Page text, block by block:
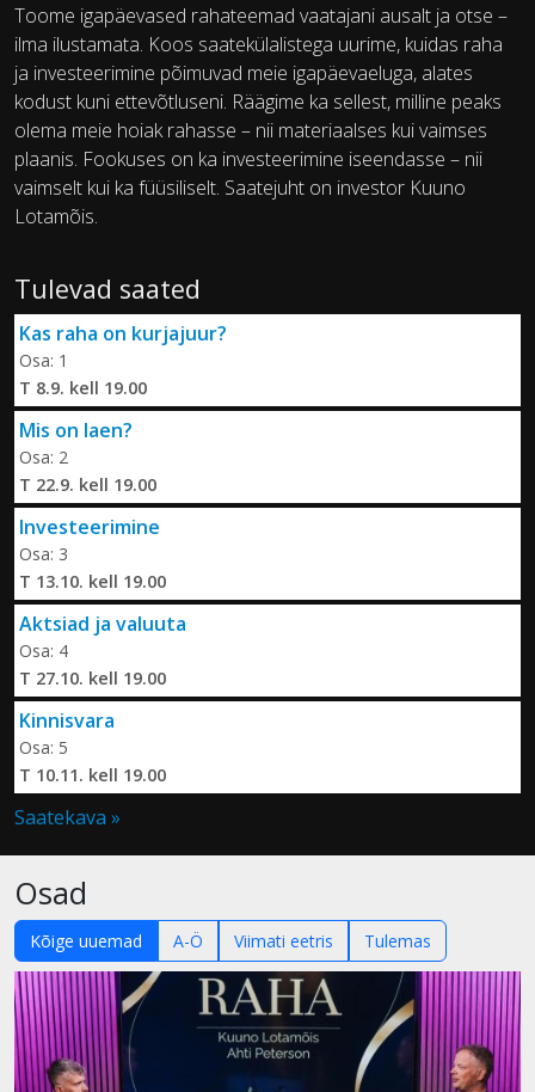
Toome igapäevased rahateemad vaatajani ausalt ja otse –
ilma ilustamata. Koos saatekülalistega uurime, kuidas raha
ja investeerimine põimuvad meie igapäevaeluga, alates
kodust kuni ettevõtluseni. Räägime ka sellest, milline peaks
olema meie hoiak rahasse – nii materiaalses kui vaimses
plaanis. Fookuses on ka investeerimine iseendasse – nii
vaimselt kui ka füüsiliselt. Saatejuht on investor Kuuno
Lotamõis.
Tulevad saated
Kas raha on kurjajuur?
Osa: 1
T 8.9. kell 19.00
Mis on laen?
Osa: 2
T 22.9. kell 19.00
Investeerimine
Osa: 3
T 13.10. kell 19.00
Aktsiad ja valuuta
Osa: 4
T 27.10. kell 19.00
Kinnisvara
Osa: 5
T 10.11. kell 19.00
Saatekava »
Osad
Kõige uuemad A-Ö Viimati eetris Tulemas